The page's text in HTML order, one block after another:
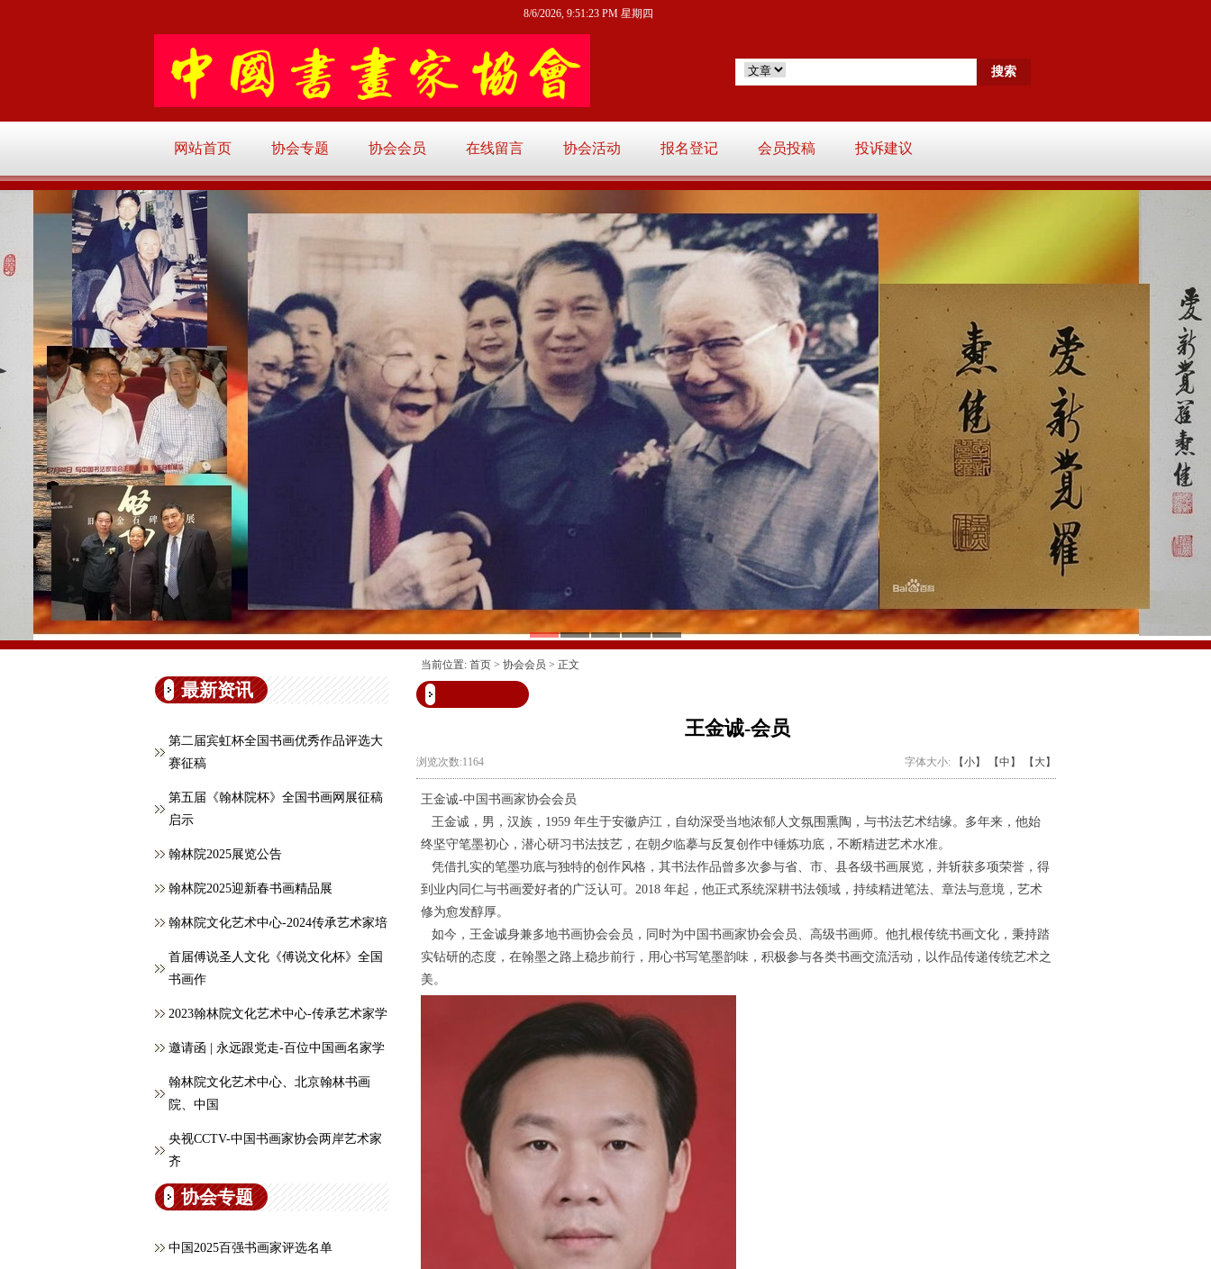
网站首页 协会专题 协会会员 在线留言 协会活动 报名登记 会员投稿 投诉建议
8/6/2026, 9:51:26 PM 星期四
最新资讯
第二届宾虹杯全国书画优秀作品评选大
赛征稿
第五届《翰林院杯》全国书画网展征稿
启示
翰林院2025展览公告
翰林院2025迎新春书画精品展
翰林院文化艺术中心-2024传承艺术家培
首届傅说圣人文化《傅说文化杯》全国
书画作
2023翰林院文化艺术中心-传承艺术家学
邀请函 | 永远跟党走-百位中国画名家学
翰林院文化艺术中心、北京翰林书画
院、中国
央视CCTV-中国书画家协会两岸艺术家
齐
协会专题
中国2025百强书画家评选名单
当前位置: 首页 > 协会会员 > 正文
王金诚-会员
浏览次数:1164 字体大小: 【小】 【中】 【大】
王金诚-中国书画家协会会员
王金诚，男，汉族，1959 年生于安徽庐江，自幼深受当地浓郁人文氛围熏陶，与书法艺术结缘。多年来，他始
终坚守笔墨初心，潜心研习书法技艺，在朝夕临摹与反复创作中锤炼功底，不断精进艺术水准。
凭借扎实的笔墨功底与独特的创作风格，其书法作品曾多次参与省、市、县各级书画展览，并斩获多项荣誉，得
到业内同仁与书画爱好者的广泛认可。2018 年起，他正式系统深耕书法领域，持续精进笔法、章法与意境，艺术
修为愈发醇厚。
如今，王金诚身兼多地书画协会会员，同时为中国书画家协会会员、高级书画师。他扎根传统书画文化，秉持踏
实钻研的态度，在翰墨之路上稳步前行，用心书写笔墨韵味，积极参与各类书画交流活动，以作品传递传统艺术之
美。